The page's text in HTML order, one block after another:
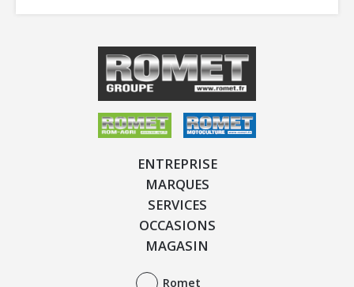
ENTREPRISE
MARQUES
SERVICES
OCCASIONS
MAGASIN
Romet